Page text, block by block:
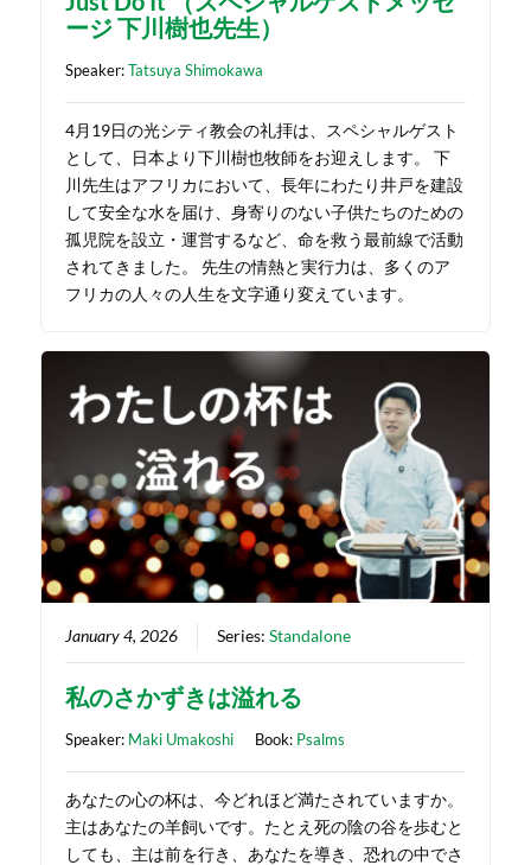
ージ 下川樹也先生）
Speaker:Tatsuya Shimokawa
4月19日の光シティ教会の礼拝は、スペシャルゲスト
として、日本より下川樹也牧師をお迎えします。 下
川先生はアフリカにおいて、長年にわたり井戸を建設
して安全な水を届け、身寄りのない子供たちのための
孤児院を設立・運営するなど、命を救う最前線で活動
されてきました。 先生の情熱と実行力は、多くのア
フリカの人々の人生を文字通り変えています。
January 4, 2026 Series:Standalone
私のさかずきは溢れる
Speaker: Maki Umakoshi Book: Psalms
あなたの心の杯は、今どれほど満たされていますか。
主はあなたの羊飼いです。たとえ死の陰の谷を歩むと
しても、主は前を行き、あなたを導き、恐れの中でさ